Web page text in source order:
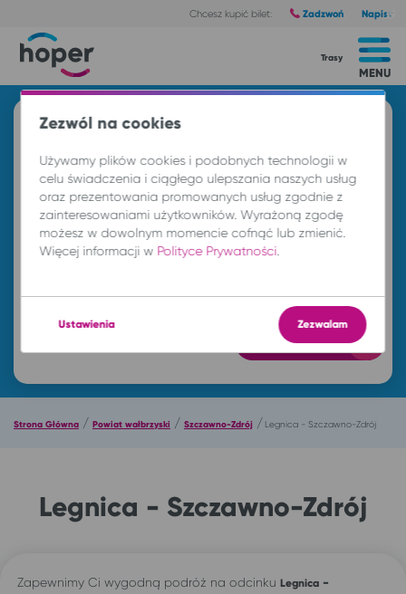
Chcesz kupić bilet: Zadzwoń Napisz
MENU
Trasy
Znajdź przejazd i kup bilet
DO
Znajdź przejazd
Strona Główna / Powiat wałbrzyski / Szczawno-Zdrój /Legnica - Szczawno-Zdrój
Legnica - Szczawno-Zdrój
Zapewnimy Ci wygodną podróż na odcinku Legnica -
Zezwól na cookies
Używamy plików cookies i podobnych technologii w
celu świadczenia i ciągłego ulepszania naszych usług
oraz prezentowania promowanych usług zgodnie z
zainteresowaniami użytkowników. Wyrażoną zgodę
możesz w dowolnym momencie cofnąć lub zmienić.
Więcej informacji w Polityce Prywatności.
Ustawienia Zezwalam